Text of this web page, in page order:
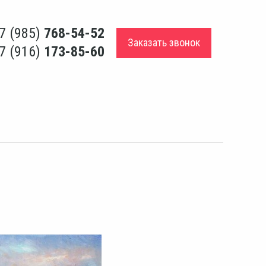
(985) 768-54-52
(916) 173-85-60
Заказать звонок